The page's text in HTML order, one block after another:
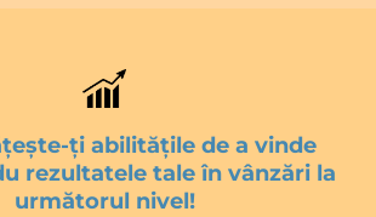
ți abilitățile de a vinde
rezultatele tale în vânzări la
următorul nivel!